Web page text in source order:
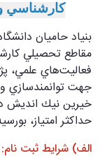
كارشناسي
بنياد حاميان
مقاطع تحصيلي
فعاليت‌هاي علمي،
جهت توانمندسازي
خيرين نيك انديش
حداكثر امتياز،
الف) شرايط ثبت نام: